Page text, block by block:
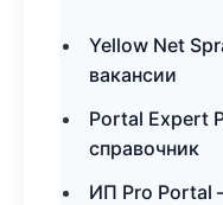
Yellow Net
вакансии
Portal Expert
справочник
ИП Pro Portal